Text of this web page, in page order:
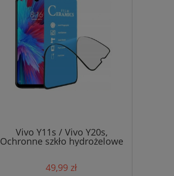
Vivo Y11s / Vivo Y20s,
Ochronne szkło hydrożelowe
na cały wyświetlacz
49,99 zł